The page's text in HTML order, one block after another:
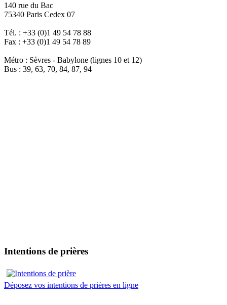
140 rue du Bac
75340 Paris Cedex 07
Tél. : +33 (0)1 49 54 78 88
Fax : +33 (0)1 49 54 78 89
Métro : Sèvres - Babylone (lignes 10 et 12)
Bus : 39, 63, 70, 84, 87, 94
Intentions de prières
Déposez vos intentions de prières en ligne